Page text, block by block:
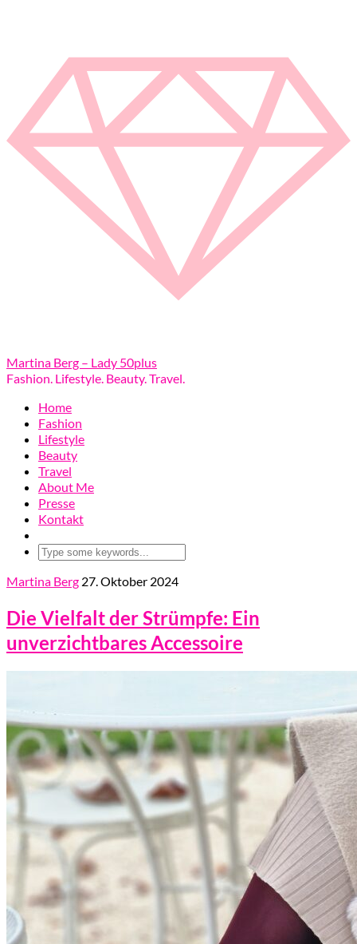
Martina Berg – Lady 50plus
Fashion. Lifestyle. Beauty. Travel.
Home
Fashion
Lifestyle
Beauty
Travel
About Me
Presse
Kontakt
Martina Berg 27. Oktober 2024
Die Vielfalt der Strümpfe: Ein
unverzichtbares Accessoire